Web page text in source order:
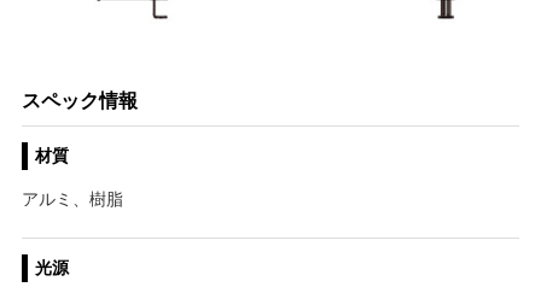
スペック情報
材質
アルミ、樹脂
光源